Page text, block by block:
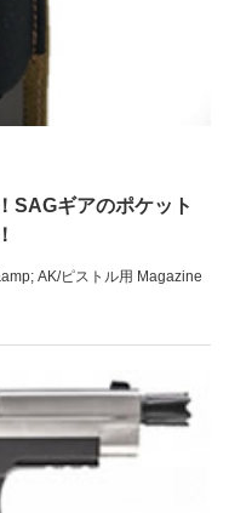
SAGギアのポケット
AK/ピストル用 Magazine